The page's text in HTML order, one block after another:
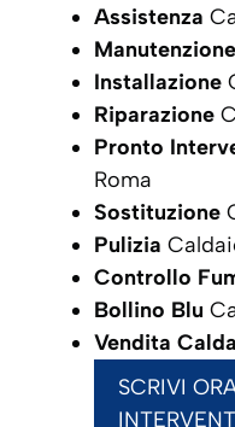
Assistenza
Manutenzione
Installazione
Riparazione
Pronto
Roma
Sostituzione
Pulizia
Controllo
Bollino Blu
Vendita
SCRIVI